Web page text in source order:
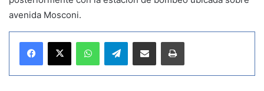
avenida Mosconi.
Telegram